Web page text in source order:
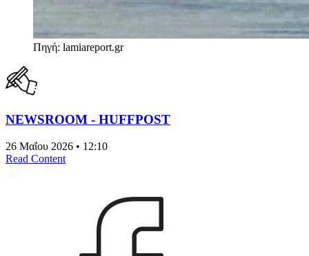
Πηγή: lamiareport.gr
NEWSROOM - HUFFPOST
26 Μαΐου 2026 • 12:10
Read Content